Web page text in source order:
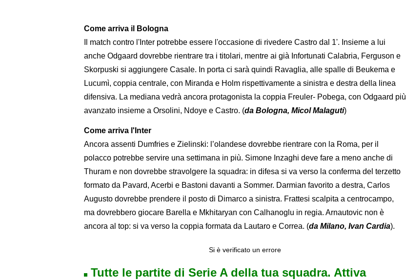
Come arriva il Bologna
Il match contro l'Inter potrebbe essere l'occasione di rivedere Castro dal 1'. Insieme a lui
anche Odgaard dovrebbe rientrare tra i titolari, mentre ai già Infortunati Calabria, Ferguson e
Skorpuski si aggiungere Casale. In porta ci sarà quindi Ravaglia, alle spalle di Beukema e
Lucumì, coppia centrale, con Miranda e Holm rispettivamente a sinistra e destra della linea
difensiva. La mediana vedrà ancora protagonista la coppia Freuler- Pobega, con Odgaard più
avanzato insieme a Orsolini, Ndoye e Castro. (da Bologna, Micol Malaguti)
Come arriva l'Inter
Ancora assenti Dumfries e Zielinski: l’olandese dovrebbe rientrare con la Roma, per il
polacco potrebbe servire una settimana in più. Simone Inzaghi deve fare a meno anche di
Thuram e non dovrebbe stravolgere la squadra: in difesa si va verso la conferma del terzetto
formato da Pavard, Acerbi e Bastoni davanti a Sommer. Darmian favorito a destra, Carlos
Augusto dovrebbe prendere il posto di Dimarco a sinistra. Frattesi scalpita a centrocampo,
ma dovrebbero giocare Barella e Mkhitaryan con Calhanoglu in regia. Arnautovic non è
ancora al top: si va verso la coppia formata da Lautaro e Correa. (da Milano, Ivan Cardia).
Si è verificato un errore
Tutte le partite di Serie A della tua squadra. Attiva